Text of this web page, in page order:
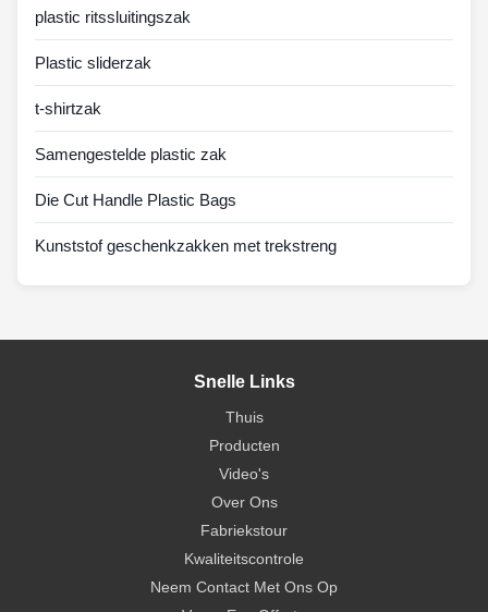
plastic ritssluitingszak
Plastic sliderzak
t-shirtzak
Samengestelde plastic zak
Die Cut Handle Plastic Bags
Kunststof geschenkzakken met trekstreng
Snelle Links
Thuis
Producten
Video's
Over Ons
Fabriekstour
Kwaliteitscontrole
Neem Contact Met Ons Op